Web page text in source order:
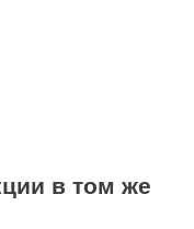
в том же